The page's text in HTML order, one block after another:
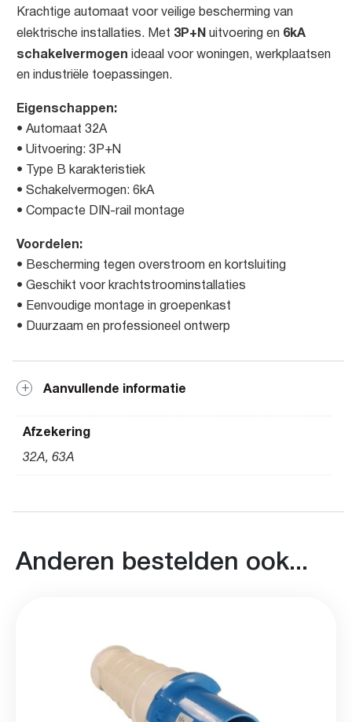
Krachtige automaat voor veilige bescherming van
elektrische installaties. Met 3P+Nuitvoering en 6kA
schakelvermogen ideaal voor woningen, werkplaatsen
en industriële toepassingen.
Eigenschappen:
• Automaat 32A
• Uitvoering: 3P+N
• Type B karakteristiek
• Schakelvermogen: 6kA
• Compacte DIN-rail montage
Voordelen:
• Bescherming tegen overstroom en kortsluiting
• Geschikt voor krachtstroominstallaties
• Eenvoudige montage in groepenkast
• Duurzaam en professioneel ontwerp
Aanvullende informatie
Afzekering
32A, 63A
Anderen bestelden ook...